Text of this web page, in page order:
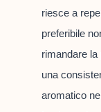
riesce a
preferibile
rimandare
una
aromatico